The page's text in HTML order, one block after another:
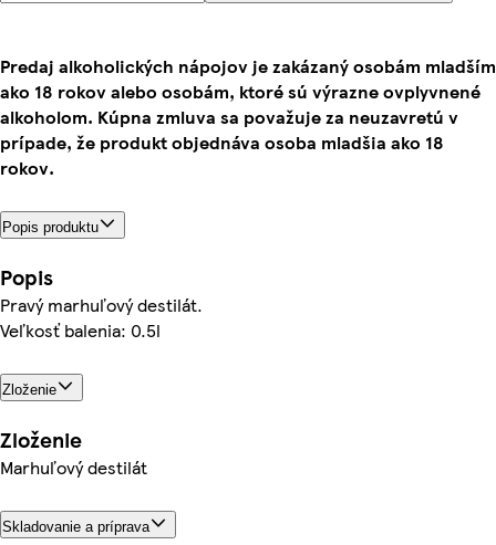
Predaj alkoholických nápojov je zakázaný osobám mladším
ako 18 rokov alebo osobám, ktoré sú výrazne ovplyvnené
alkoholom. Kúpna zmluva sa považuje za neuzavretú v
prípade, že produkt objednáva osoba mladšia ako 18
rokov.
Popis produktu
Popis
Pravý marhuľový destilát.
Veľkosť balenia: 0.5l
Zloženie
Zloženie
Marhuľový destilát
Skladovanie a príprava